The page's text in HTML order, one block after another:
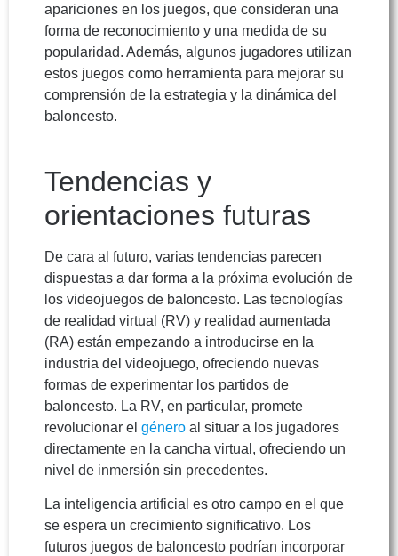
apariciones en los juegos, que consideran una
forma de reconocimiento y una medida de su
popularidad. Además, algunos jugadores utilizan
estos juegos como herramienta para mejorar su
comprensión de la estrategia y la dinámica del
baloncesto.
Tendencias y
orientaciones futuras
De cara al futuro, varias tendencias parecen
dispuestas a dar forma a la próxima evolución de
los videojuegos de baloncesto. Las tecnologías
de realidad virtual (RV) y realidad aumentada
(RA) están empezando a introducirse en la
industria del videojuego, ofreciendo nuevas
formas de experimentar los partidos de
baloncesto. La RV, en particular, promete
revolucionar el género al situar a los jugadores
directamente en la cancha virtual, ofreciendo un
nivel de inmersión sin precedentes.
La inteligencia artificial es otro campo en el que
se espera un crecimiento significativo. Los
futuros juegos de baloncesto podrían incorporar